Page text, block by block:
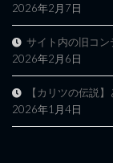
2026年2月7日
サイト内の旧コ
2026年2月6日
【カリツの伝説
2026年1月4日